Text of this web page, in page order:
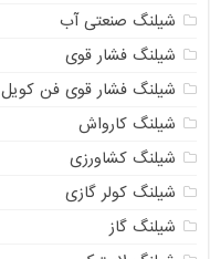
شیلنگ صنعتی آب
شیلنگ فشار قوی
شیلنگ فشار قوی فن کویل
شیلنگ کارواش
شیلنگ کشاورزی
شیلنگ کولر گازی
شیلنگ گاز